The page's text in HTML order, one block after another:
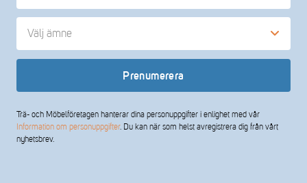
Välj ämne
Arbetsrätt (medlemmar) - vid behov
Prenumerera
Trä- och Möbelföretagen hanterar dina personuppgifter i enlighet med vår
Information om personuppgifter. Du kan när som helst avregistrera dig från vårt
nyhetsbrev.